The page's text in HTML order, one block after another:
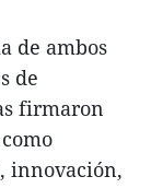
de ambos
de
firmaron
innovación,